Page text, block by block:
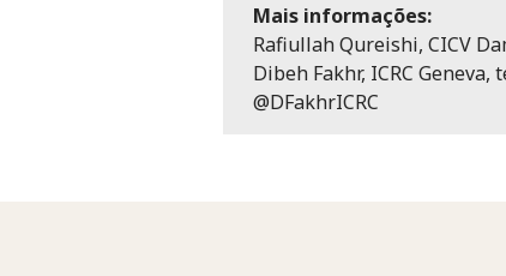
Mais informações:
Rafiullah Qureishi, CICV
Dibeh Fakhr, ICRC Geneva,
@DFakhrICRC